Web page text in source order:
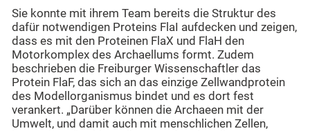
Sie konnte mit ihrem Team bereits die Struktur des
dafür notwendigen Proteins FlaI aufdecken und zeigen,
dass es mit den Proteinen FlaX und FlaH den
Motorkomplex des Archaellums formt. Zudem
beschrieben die Freiburger Wissenschaftler das
Protein FlaF, das sich an das einzige Zellwandprotein
des Modellorganismus bindet und es dort fest
verankert. „Darüber können die Archaeen mit der
Umwelt, und damit auch mit menschlichen Zellen,